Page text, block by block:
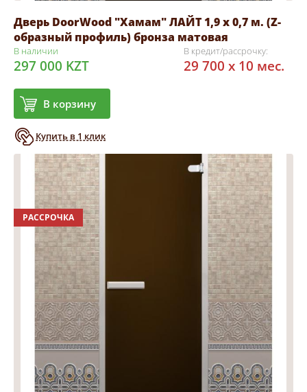
Дверь DoorWood "Хамам" ЛАЙТ 1,9 х 0,7 м. (Z-
образный профиль) бронза матовая
В наличии
297 000 KZT
В корзину
Купить в 1 клик
В кредит/рассрочку:
29 700 x 10 мес.
РАССРОЧКА